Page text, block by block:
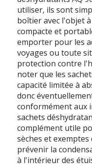
utiliser, ils sont
boîtier avec l'objet
compacte et
emporter pour les
voyages ou toute
protection contre
noter que les
capacité limitée à
donc
conformément aux
sachets
complément utile
sèches et
prévenir la
à l'intérieur des